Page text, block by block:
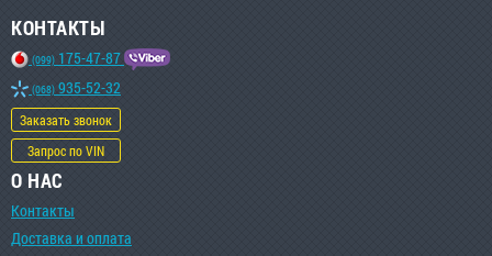
КОНТАКТЫ
(099) 175-47-87
(068) 935-52-32
Заказать звонок
Запрос по VIN
О НАС
Контакты
Доставка и оплата